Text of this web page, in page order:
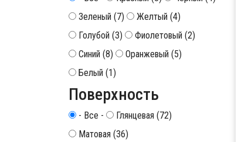
Зеленый (7)
Желтый (4)
Голубой (3)
Фиолетовый (2)
Синий (8)
Оранжевый (5)
Белый (1)
Поверхность
- Все -
Глянцевая (72)
Матовая (36)